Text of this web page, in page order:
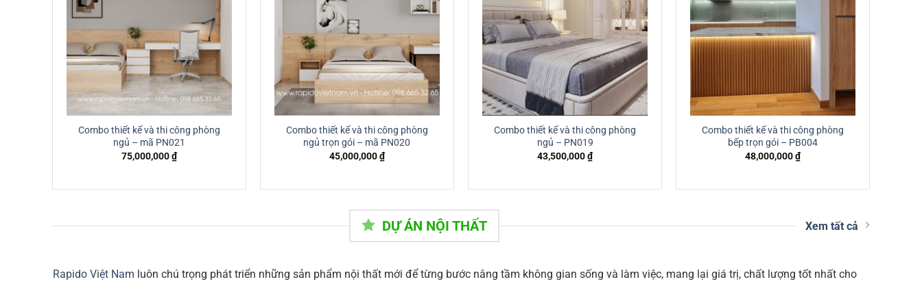
Combo thiết kế và thi công phòng
ngủ – mã PN021
75,000,000₫
Combo thiết kế và thi công phòng
ngủ trọn gói – mã PN020
45,000,000₫
Combo thiết kế và thi công phòng
ngủ – PN019
43,500,000₫
Combo thiết kế và thi công phòng
bếp trọn gói – PB004
48,000,000₫
DỰ ÁN NỘI THẤT Xem tất cả
Rapido Việt Nam luôn chú trọng phát triển những sản phẩm nội thất mới để từng bước nâng tầm không gian sống và làm việc, mang lại giá trị, chất lượng tốt nhất cho